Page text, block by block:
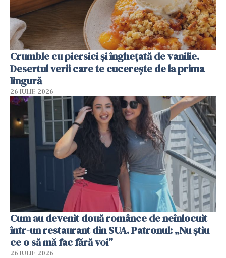
Crumble cu piersici și înghețată de vanilie.
Desertul verii care te cucerește de la prima
lingură
26 IULIE 2026
Cum au devenit două românce de neînlocuit
într-un restaurant din SUA. Patronul: „Nu știu
ce o să mă fac fără voi”
26 IULIE 2026